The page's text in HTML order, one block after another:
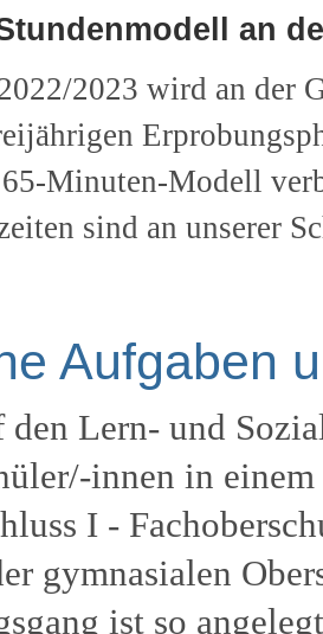
an
2023 wird an der
65-Minuten-Modell
sind an unserer
Aufgaben
den Lern- und
innen in
I -
gymnasialen
ist so